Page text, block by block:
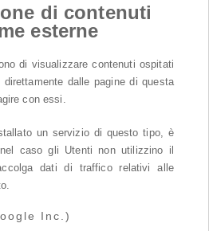
di contenuti
esterne
di visualizzare contenuti ospitati
dalle pagine di questa
con essi.
un servizio di questo tipo, è
caso gli Utenti non utilizzino il
dati di traffico relativi alle
Inc.)